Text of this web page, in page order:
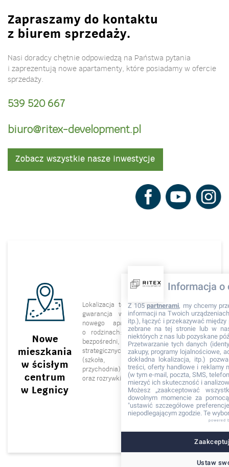
Zapraszamy do kontaktu
z biurem sprzedaży.
Nasi doradcy chętnie odpowiedzą na Państwa pytania
i zaprezentują nowe apartamenty, które posiadamy w ofercie
sprzedaży.
539 520 667
biuro@ritex-development.pl
Zobacz wszystkie nasze inwestycje
Nowe
mieszkania
w ścisłym
centrum
w Legnicy
Lokalizacja to klucz do sukcesu oraz
gwarancja wzrostu wartości twojego
nowego apartamentu. Myślimy też
o rodzinach: wiemy, jak ważny jest
bezpośredni, często pieszy, dostęp do
strategicznych miejsc dla każdej rodziny
(szkoła, przedszkole, uczelnia,
przychodnia), a także dostęp do kultury
oraz rozrywki (rynek, galeria, parki).
Informacja o
Z 105partnerami, my chcemy
informacji na Twoich
itp.), łączyć i przekazywać
zebrane na tej stronie lub w
niektórych z nas lub pozyskane
Przetwarzanie tych danych
zakupy, programy lojalnościowe,
dokładna lokalizacja, itp.)
treści, oferty handlowe i reklamy
(w tym e-mail, poczta, SMS,
mierzyć ich skuteczność i
Możesz „zaakceptować
dowolnym momencie za
"ustawić szczegółowe
niepodlegającym zgodzie. Te
powered
Ustaw